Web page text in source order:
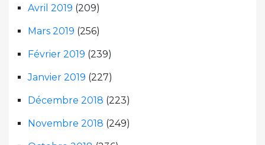
Avril 2019 (209)
Mars 2019 (256)
Février 2019 (239)
Janvier 2019 (227)
Décembre 2018 (223)
Novembre 2018 (249)